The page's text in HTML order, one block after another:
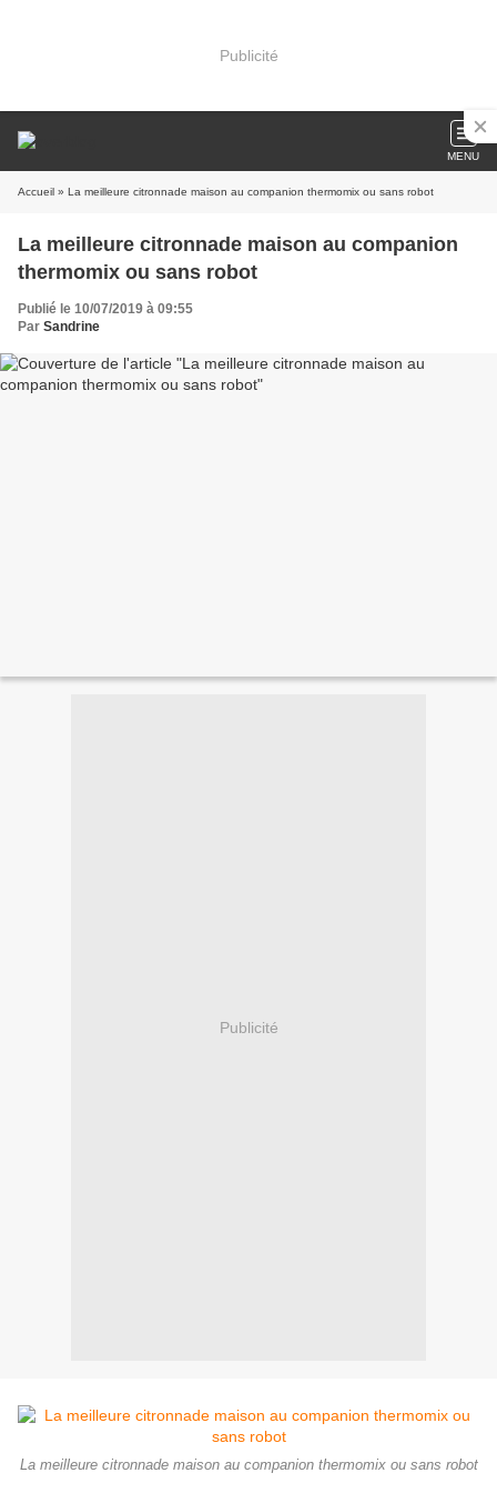
Publicité
MENU
Accueil » La meilleure citronnade maison au companion thermomix ou sans robot
La meilleure citronnade maison au companion
thermomix ou sans robot
Publié le 10/07/2019 à 09:55
Par Sandrine
Publicité
La meilleure citronnade maison au companion thermomix ou sans robot